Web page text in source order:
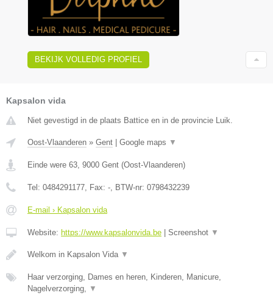
BEKIJK VOLLEDIG PROFIEL
Kapsalon vida
Niet gevestigd in de plaats Battice en in de provincie Luik.
Oost-Vlaanderen » Gent Google maps ▼
Einde were 63, 9000 Gent (Oost-Vlaanderen)
Tel: 0484291177, Fax: -, BTW-nr: 0798432239
E-mail › Kapsalon vida
Website: https://www.kapsalonvida.be Screenshot ▼
Welkom in Kapsalon Vida ▼
Haar verzorging, Dames en heren, Kinderen, Manicure,
Nagelverzorging, ▼